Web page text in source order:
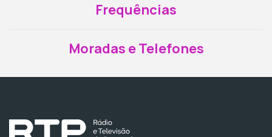
Frequências
Moradas e Telefones